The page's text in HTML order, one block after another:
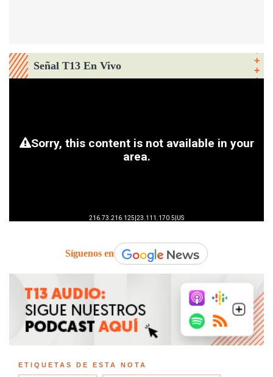
Señal T13 En Vivo
Síguenos en
ETIQUETAS DE ESTA NOTA